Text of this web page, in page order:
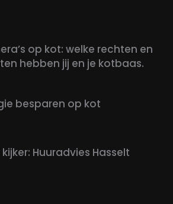
op kot: welke rechten en
hebben jij en je kotbaas.
besparen op kot
kijker: Huuradvies Hasselt